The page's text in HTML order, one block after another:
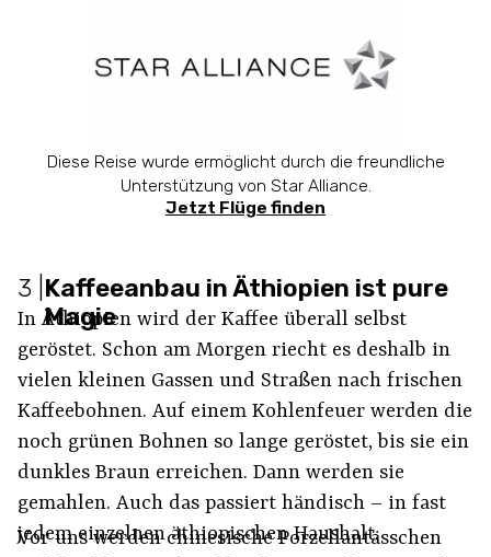
Diese Reise wurde ermöglicht durch die freundliche
Unterstützung von Star Alliance.
Jetzt Flüge finden
3 Kaffeeanbau in Äthiopien ist pure
Magie
In Äthiopien wird der Kaffee überall selbst
geröstet. Schon am Morgen riecht es deshalb in
vielen kleinen Gassen und Straßen nach frischen
Kaffeebohnen. Auf einem Kohlenfeuer werden die
noch grünen Bohnen so lange geröstet, bis sie ein
dunkles Braun erreichen. Dann werden sie
gemahlen. Auch das passiert händisch – in fast
jedem einzelnen äthiopischen Haushalt.
Vor uns werden chinesische Porzellantässchen